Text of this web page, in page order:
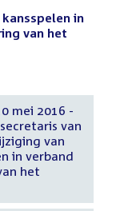
in
van het
mei 2016 -
van
van
in verband
het